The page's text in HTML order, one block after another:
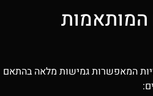
המותאמות
המאפשרות גמישות מלאה בהתאם